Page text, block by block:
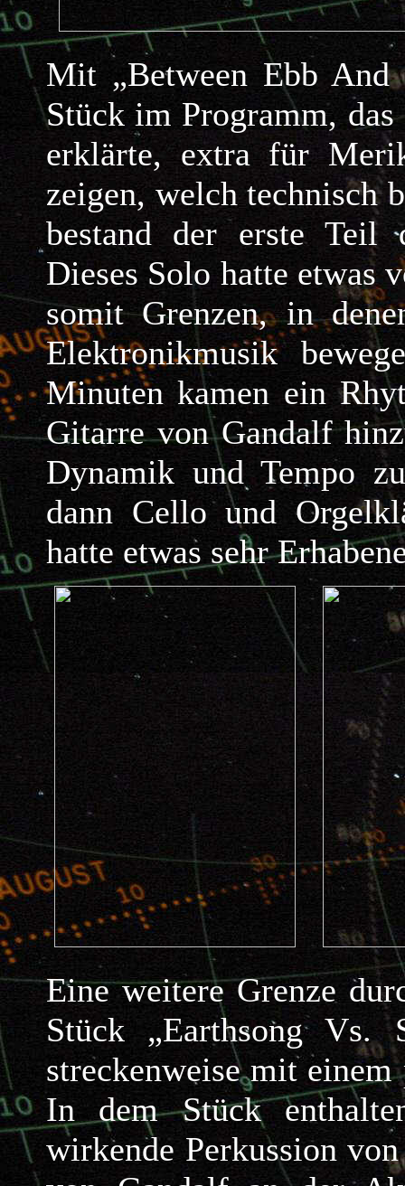
Mit „Between Ebb
Stück im Programm,
erklärte, extra für
zeigen, welch technisch
bestand der erste Teil
Dieses Solo hatte etwas
somit Grenzen, in
Elektronikmusik
Minuten kamen ein
Gitarre von Gandalf
Dynamik und Tempo
dann Cello und
hatte etwas sehr
Eine weitere Grenze
Stück „Earthsong Vs.
streckenweise mit
In dem Stück
wirkende Perkussion